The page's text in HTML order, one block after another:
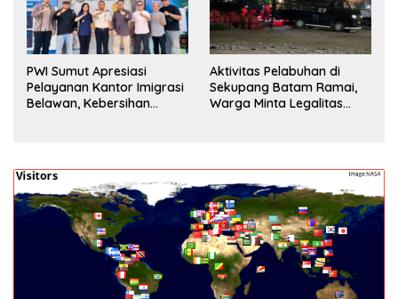
PWI Sumut Apresiasi
Pelayanan Kantor Imigrasi
Belawan, Kebersihan
Aktivitas Pelabuhan di
Sekupang Batam Ramai,
Warga Minta Legalitas